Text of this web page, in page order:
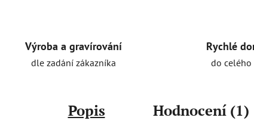
Výroba a gravírování
dle zadání zákazníka
Rychlé
do celého
Popis Hodnocení (1)